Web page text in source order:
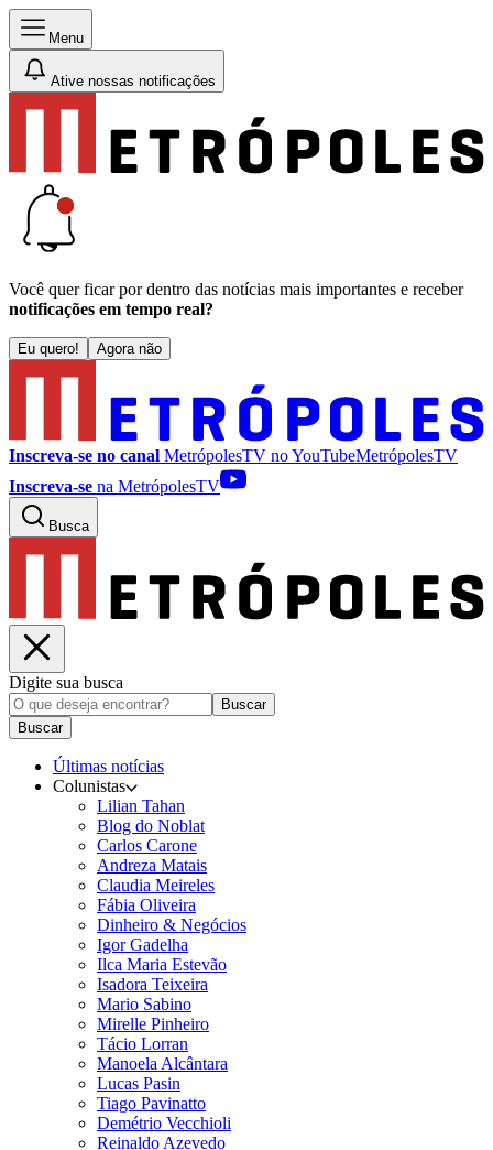
Menu
Ative nossas notificações
Você quer ficar por dentro das notícias mais importantes e receber
notificações em tempo real?
Eu quero! Agora não
Inscreva-se no canal MetrópolesTV noYouTubeMetrópolesTV
Inscreva-se na MetrópolesTV
Busca
Digite sua busca
Buscar
Buscar
Últimas notícias
Colunistas
Lilian Tahan
Blog do Noblat
Carlos Carone
Andreza Matais
Claudia Meireles
Fábia Oliveira
Dinheiro & Negócios
Igor Gadelha
Ilca Maria Estevão
Isadora Teixeira
Mario Sabino
Mirelle Pinheiro
Tácio Lorran
Manoela Alcântara
Lucas Pasin
Tiago Pavinatto
Demétrio Vecchioli
Reinaldo Azevedo